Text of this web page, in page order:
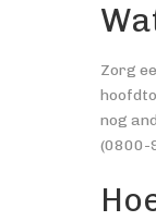
Zorg
nog
(0800-